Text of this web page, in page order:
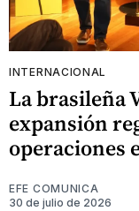
INTERNACIONAL
La brasileña
expansión
operaciones
EFE COMUNICA
30 de julio de 2026